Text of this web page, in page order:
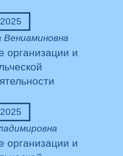
Вениаминовна
организации и
организации и